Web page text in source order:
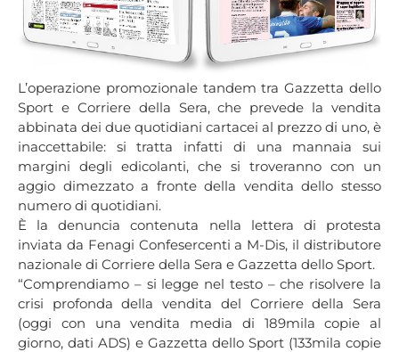
L’operazione promozionale tandem tra Gazzetta dello
Sport e Corriere della Sera, che prevede la vendita
abbinata dei due quotidiani cartacei al prezzo di uno, è
inaccettabile: si tratta infatti di una mannaia sui
margini degli edicolanti, che si troveranno con un
aggio dimezzato a fronte della vendita dello stesso
numero di quotidiani.
È la denuncia contenuta nella lettera di protesta
inviata da Fenagi Confesercenti a M-Dis, il distributore
nazionale di Corriere della Sera e Gazzetta dello Sport.
“Comprendiamo – si legge nel testo – che risolvere la
crisi profonda della vendita del Corriere della Sera
(oggi con una vendita media di 189mila copie al
giorno, dati ADS) e Gazzetta dello Sport (133mila copie